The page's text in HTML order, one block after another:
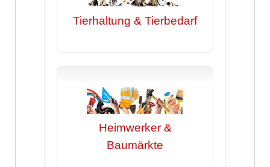
Tierhaltung & Tierbedarf
Heimwerker &
Baumärkte